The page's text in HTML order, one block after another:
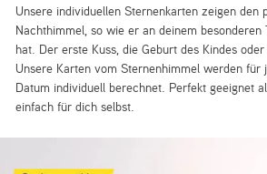
Unsere individuellen Sternenkarten zeigen den
Nachthimmel, so wie er an deinem besonderen
hat. Der erste Kuss, die Geburt des Kindes
Unsere Karten vom Sternenhimmel werden für
Datum individuell berechnet. Perfekt geeignet
einfach für dich selbst.